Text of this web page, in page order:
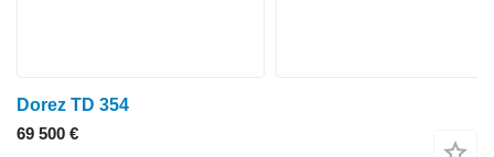
Dorez TD 354
69 500 €